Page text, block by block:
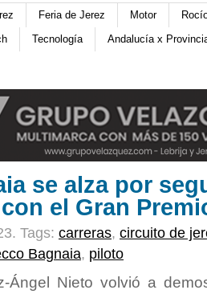
Feria de Jerez Motor
Tecnología Andalucía x
se alza por
el Gran
Tags: carreras, circuito de
Bagnaia, piloto
Ángel Nieto volvió a